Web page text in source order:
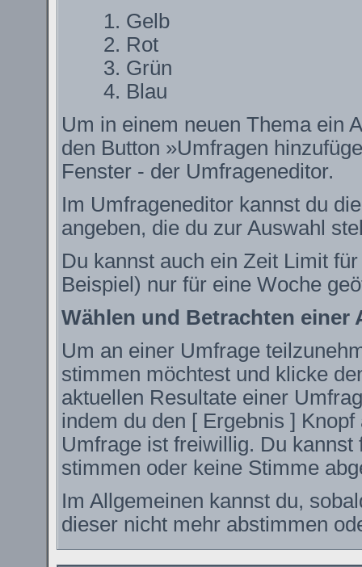
Gelb
Rot
Grün
Blau
Um in einem neuen Thema ein
den Button »Umfragen
Fenster - der Umfrageneditor.
Im Umfrageneditor kannst du
angeben, die du zur Auswahl
Du kannst auch ein Zeit Limit
Beispiel) nur für eine Woche
Wählen und Betrachten einer
Um an einer Umfrage
stimmen möchtest und klicke
aktuellen Resultate einer
indem du den [ Ergebnis ]
Umfrage ist freiwillig. Du
stimmen oder keine Stimme
Im Allgemeinen kannst du,
dieser nicht mehr abstimmen